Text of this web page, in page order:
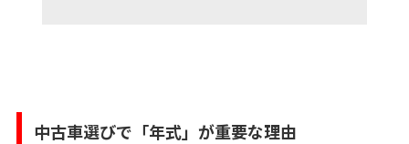
中古車選びで「年式」が重要な理由